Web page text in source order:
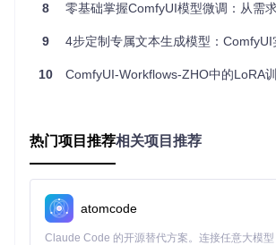
2.3 关键技术指标解析
批次大小
(Batch Siz
每次迭代处
学习率(Le
arning Rat
e)
参数更新幅
8 零基础掌握ComfyUI模型微调：从需求到
9 4步定制专属文本生成模型：ComfyUI
10 ComfyUI-Workflows-ZHO中的LoRA训练工作流：定制专属
热门项目推荐相关项目推荐
atomcode